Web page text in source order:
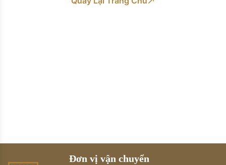
Đơn vị vận chuyển